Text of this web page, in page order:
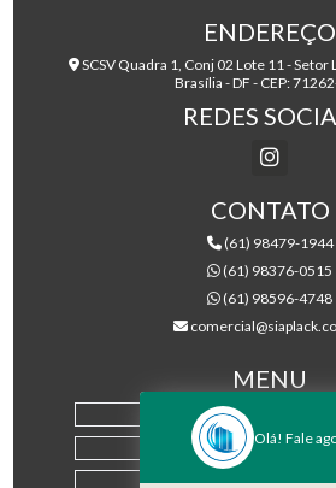
ENDEREÇO
SCSV Quadra 1, Conj 02 Lote 11 -
Brasília - DF - CEP:
REDES
CONTATO
(61) 98479-1944
(61) 98376-0515
(61) 98596-4748
MENU
EMPRESA
PRODUTOS
Olá! Fale